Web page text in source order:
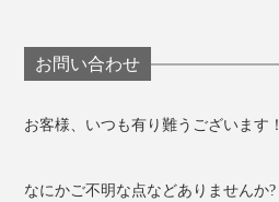
お問い合わせ
お客様、いつも有り難うございます！
なにかご不明な点などありませんか?